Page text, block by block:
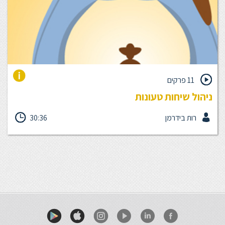
11 פרקים
ניהול שיחות טעונות
גם אתה מתקשה לנהל שיחות קשות עם העובדים שלך?, ניהול שיחות
קשות מדורג במקום ה-1 בנקודות הכאב של המנהל, מתחיל ומנוסה
כאחד. ביחידה זו תבין את מרכיבי השיחה הטעונה, תבחן את פעולות
30:36 רות בידרמן